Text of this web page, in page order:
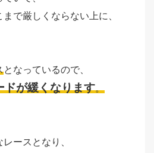
で厳しくならない上に、
となっているので、
ドが緩くなります。
ースとなり、